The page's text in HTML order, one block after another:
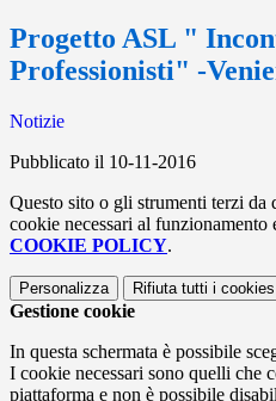
Progetto ASL "
Professionisti" -
Notizie
Pubblicato il 10-11-2016
Questo sito o gli strumenti terzi
cookie necessari al
COOKIE POLICY.
Personalizza Rifiuta tutti i cookies
Gestione cookie
In questa schermata è possibile
I cookie necessari sono quelli che
piattaforma e non è possibile